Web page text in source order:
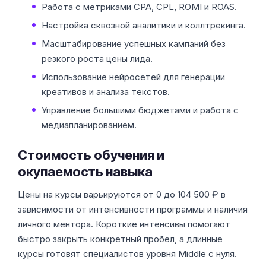
Работа с метриками CPA, CPL, ROMI и ROAS.
Настройка сквозной аналитики и коллтрекинга.
Масштабирование успешных кампаний без
резкого роста цены лида.
Использование нейросетей для генерации
креативов и анализа текстов.
Управление большими бюджетами и работа с
медиапланированием.
Стоимость обучения и
окупаемость навыка
Цены на курсы варьируются от 0 до 104 500 ₽ в
зависимости от интенсивности программы и наличия
личного ментора. Короткие интенсивы помогают
быстро закрыть конкретный пробел, а длинные
курсы готовят специалистов уровня Middle с нуля.